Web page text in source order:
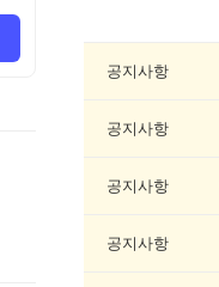
동
공지사항
공지사항
공지사항
공지사항